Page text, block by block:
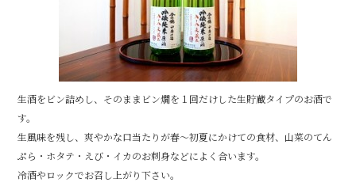
生酒をビン詰めし、そのままビン燗を１回だけした生貯蔵タイプのお酒で
す。
生風味を残し、爽やかな口当たりが春～初夏にかけての食材、山菜のてん
ぷら・ホタテ・えび・イカのお刺身などによく合います。
冷酒やロックでお召し上がり下さい。